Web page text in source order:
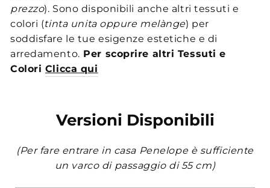
prezzo). Sono disponibili anche altri tessuti e
colori (tinta unita oppure melànge) per
soddisfare le tue esigenze estetiche e di
arredamento. Per scoprire altri Tessuti e
Colori Clicca qui
Versioni Disponibili
(Per fare entrare in casa Penelope è sufficiente
un varco di passaggio di 55 cm)